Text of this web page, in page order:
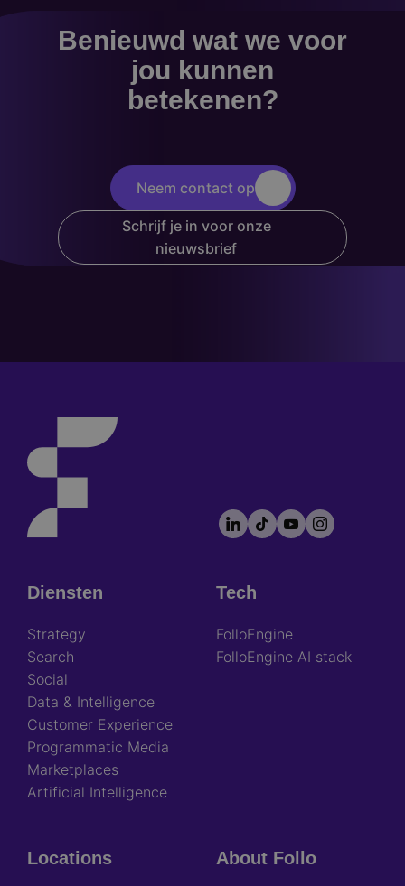
Benieuwd wat we voor
jou kunnen
betekenen?
Neem contact op
Schrijf je in voor onze
nieuwsbrief
Footer
socials
LinkedIn
TikTokYouTubeInstagram
Footer
Diensten
Strategy
Search
Social
Data & Intelligence
Customer Experience
Programmatic Media
Marketplaces
Artificial Intelligence
Tech
FolloEngine
FolloEngine AI stack
Locations About Follo